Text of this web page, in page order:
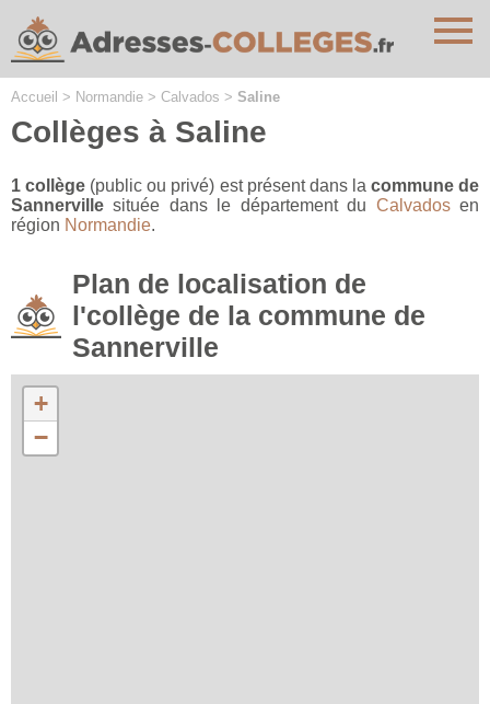
Accueil > Normandie > Calvados > Saline
Collèges à Saline
1 collège (public ou privé) est présent dans la commune de
Sannerville située dans le département du Calvadosen
région Normandie.
Plan de localisation de
l'collège de la commune de
Sannerville
+
−